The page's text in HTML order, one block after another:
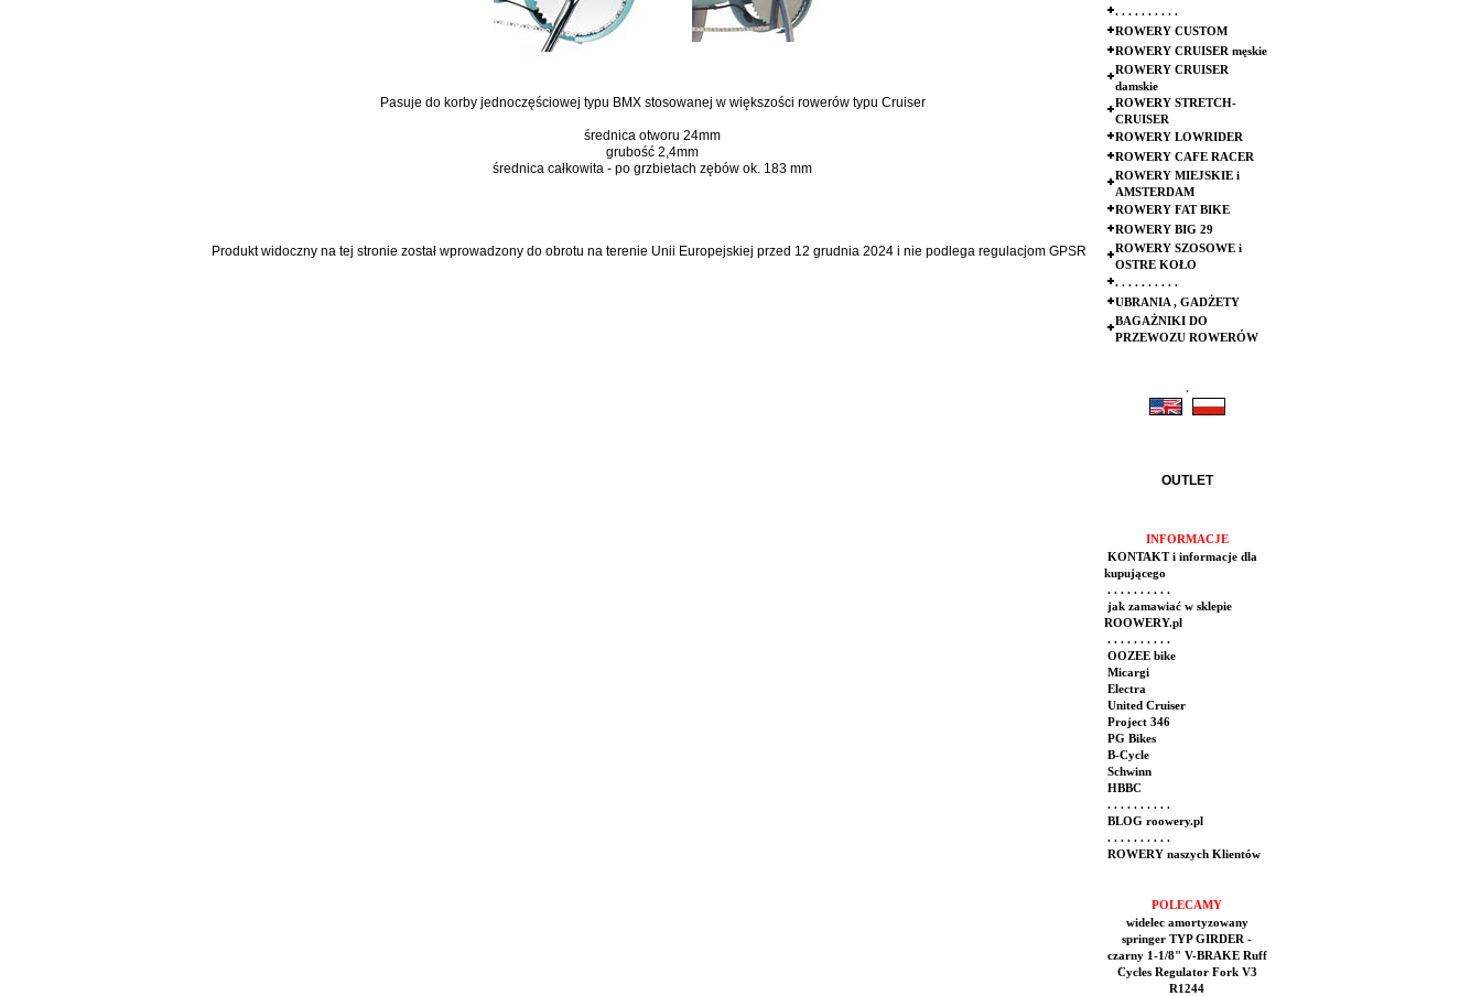
Pasuje do korby jednoczęściowej typu BMX stosowanej w większości rowerów typu Cruiser
średnica otworu 24mm
grubość 2,4mm
średnica całkowita - po grzbietach zębów ok. 183 mm
Produkt widoczny na tej stronie został wprowadzony do obrotu na terenie Unii Europejskiej przed 12 grudnia 2024 i nie podlega regulacjom GPSR
. . . . . . . . . .
ROWERY CUSTOM
ROWERY CRUISER męskie
ROWERY CRUISER
damskie
ROWERY STRETCH-
CRUISER
ROWERY LOWRIDER
ROWERY CAFE RACER
ROWERY MIEJSKIE i
AMSTERDAM
ROWERY FAT BIKE
ROWERY BIG 29
ROWERY SZOSOWE i
OSTRE KOŁO
. . . . . . . . . .
UBRANIA , GADŻETY
BAGAŻNIKI DO
PRZEWOZU ROWERÓW
.
OUTLET
INFORMACJE
KONTAKT i informacje dla
kupującego
. . . . . . . . . .
jak zamawiać w sklepie
ROOWERY.pl
. . . . . . . . . .
OOZEE bike
Micargi
Electra
United Cruiser
Project 346
PG Bikes
B-Cycle
Schwinn
HBBC
. . . . . . . . . .
BLOG roowery.pl
. . . . . . . . . .
ROWERY naszych Klientów
POLECAMY
widelec amortyzowany
springer TYP GIRDER -
czarny 1-1/8" V-BRAKE Ruff
Cycles Regulator Fork V3
R1244